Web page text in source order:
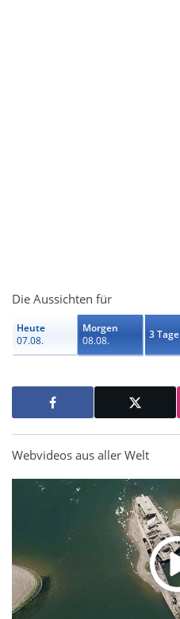
Die Aussichten für
Heute
07.08.
Morgen
08.08.
3 Tage
Webvideos aus aller Welt